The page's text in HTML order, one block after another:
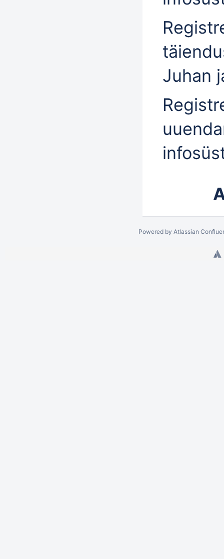
Juhan
Powered by Atlassian